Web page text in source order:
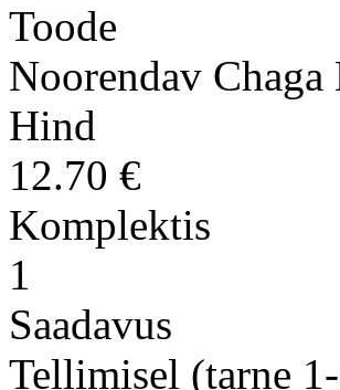
Toode
Noorendav
Hind
12.70 €
Komplektis
1
Saadavus
Tellimisel (tarne